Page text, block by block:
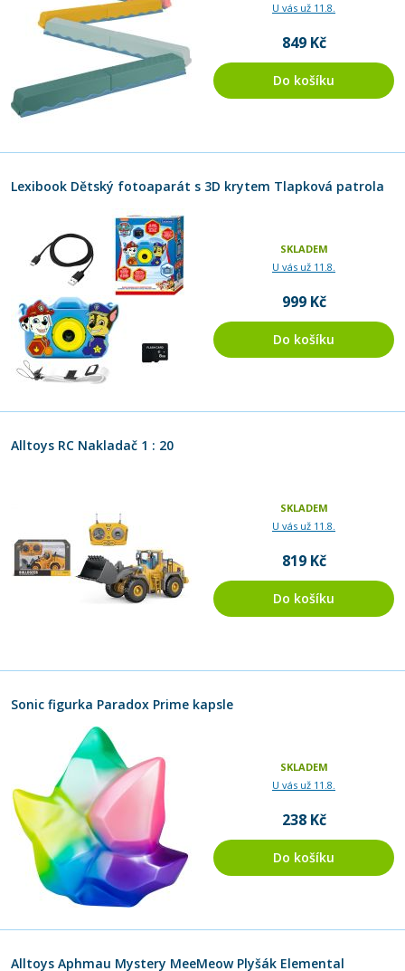
U vás už 11.8.
849 Kč
Do košíku
Lexibook Dětský fotoaparát s 3D krytem Tlapková patrola
SKLADEM
U vás už 11.8.
999 Kč
Do košíku
Alltoys RC Nakladač 1 : 20
SKLADEM
U vás už 11.8.
819 Kč
Do košíku
Sonic figurka Paradox Prime kapsle
SKLADEM
U vás už 11.8.
238 Kč
Do košíku
Alltoys Aphmau Mystery MeeMeow Plyšák Elemental